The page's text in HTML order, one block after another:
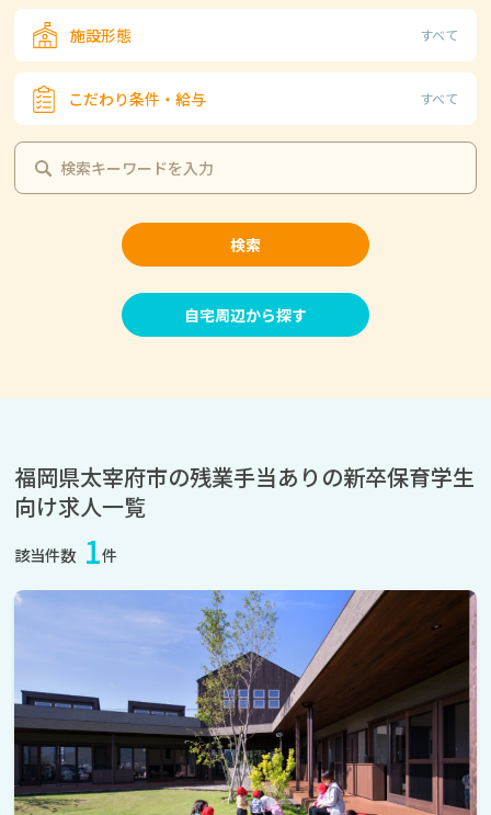
施設形態 すべて
こだわり条件・給与 すべて
検索
自宅周辺から探す
福岡県太宰府市の残業手当ありの新卒保育学生
向け求人一覧
該当件数 1件